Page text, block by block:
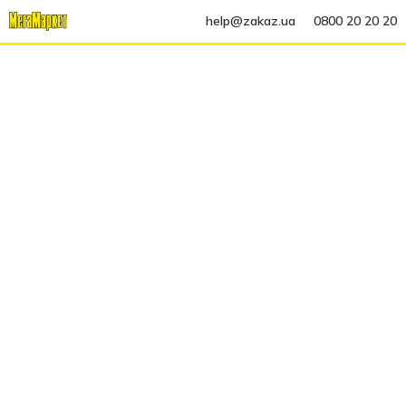
help@zakaz.ua 0800 20 20 20